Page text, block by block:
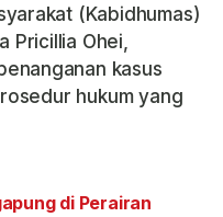
(Kabidhumas)
Pricillia Ohei,
kasus
hukum yang
di Perairan